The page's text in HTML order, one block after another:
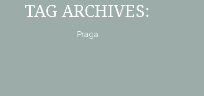
TAG ARCHIVES:
Praga